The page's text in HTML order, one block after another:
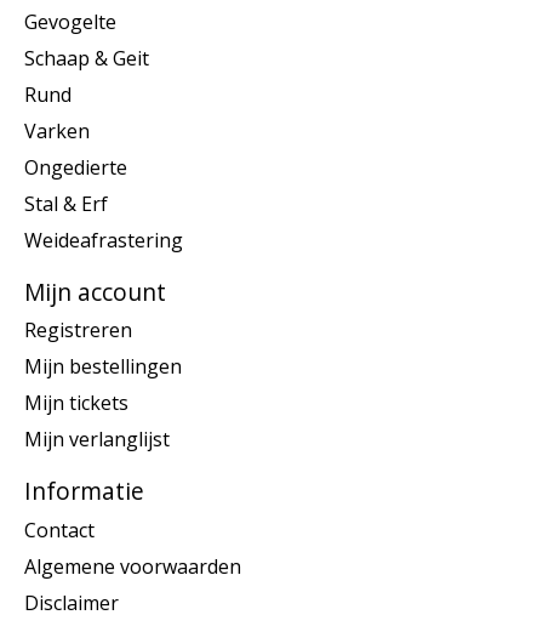
Gevogelte
Schaap & Geit
Rund
Varken
Ongedierte
Stal & Erf
Weideafrastering
Mijn account
Registreren
Mijn bestellingen
Mijn tickets
Mijn verlanglijst
Informatie
Contact
Algemene voorwaarden
Disclaimer